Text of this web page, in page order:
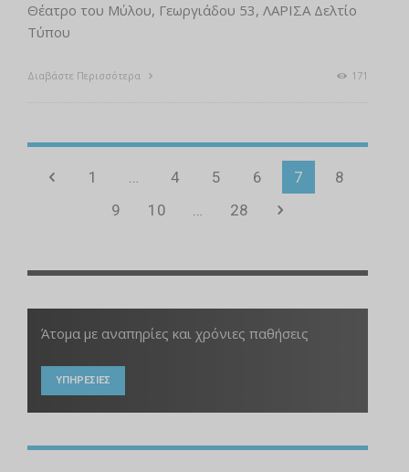
Θέατρο του Μύλου, Γεωργιάδου 53, ΛΑΡΙΣΑ Δελτίο
Τύπου
Διαβάστε Περισσότερα 171
1 … 4 5 6 7
8
9
10 … 28
Άτομα με αναπηρίες και χρόνιες παθήσεις
ΥΠΗΡΕΣΙΕΣ